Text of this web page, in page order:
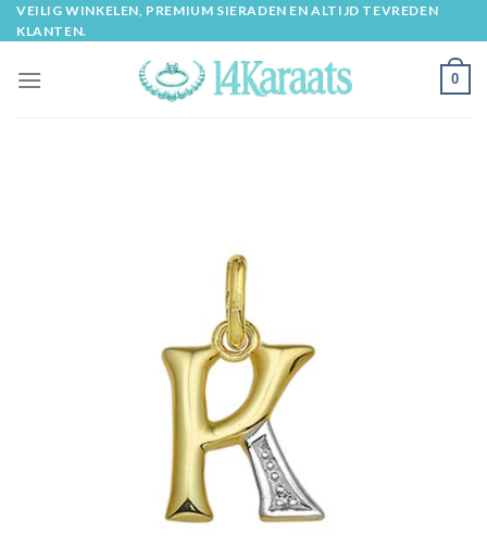
Skip
to
VEILIG WINKELEN, PREMIUM SIERADEN EN ALTIJD TEVREDEN
KLANTEN.
0